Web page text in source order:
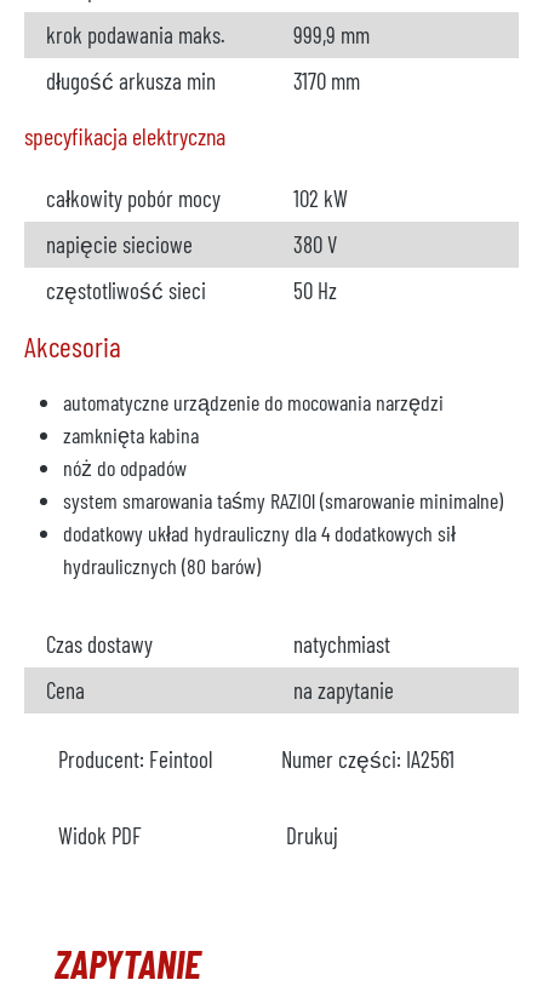
krok podawania maks.
999,9 mm
długość arkusza min
3170 mm
specyfikacja elektryczna
całkowity pobór mocy
102 kW
napięcie sieciowe
380 V
częstotliwość sieci
50 Hz
Akcesoria
automatyczne urządzenie do mocowania narzędzi
zamknięta kabina
nóż do odpadów
system smarowania taśmy RAZIOl (smarowanie minimalne)
dodatkowy układ hydrauliczny dla 4 dodatkowych sił
hydraulicznych (80 barów)
Czas dostawy
natychmiast
Cena
na zapytanie
Producent: Feintool Numer części: IA2561
Widok PDF Drukuj
ZAPYTANIE